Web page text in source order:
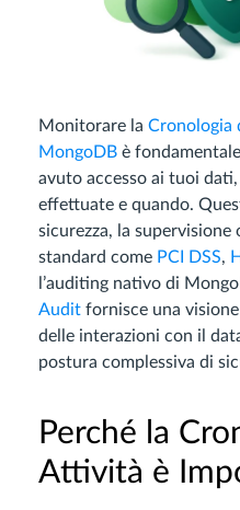
Monitorare la Cronologia
MongoDB è
avuto accesso ai tuoi
effettuate e quando.
sicurezza, la
standard come PCI DSS,
l’auditing nativo di
Audit fornisce una
delle interazioni con il
postura complessiva di
Perché la
Attività è